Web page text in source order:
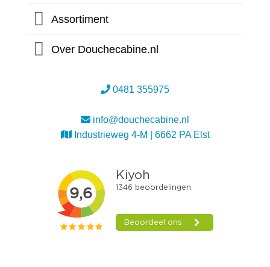
Assortiment
Over Douchecabine.nl
0481 355975
info@douchecabine.nl
Industrieweg 4-M | 6662 PA Elst